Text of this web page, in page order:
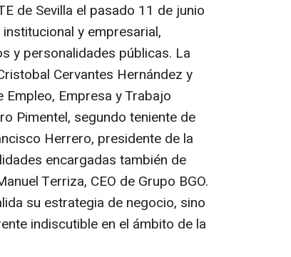
de Sevilla el pasado 11 de junio
y empresarial,
y personalidades públicas. La
Cervantes Hernández y
Empresa y Trabajo
Pimentel, segundo teniente de
Herrero, presidente de la
encargadas también de
Terriza, CEO de Grupo BGO.
su estrategia de negocio, sino
indiscutible en el ámbito de la